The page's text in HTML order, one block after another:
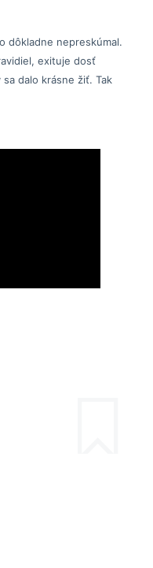
dôkladne nepreskúmal.
exituje dosť
dalo krásne žiť. Tak